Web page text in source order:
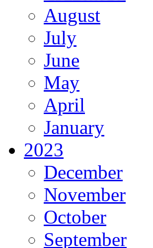
August
July
June
May
April
January
2023
December
November
October
September